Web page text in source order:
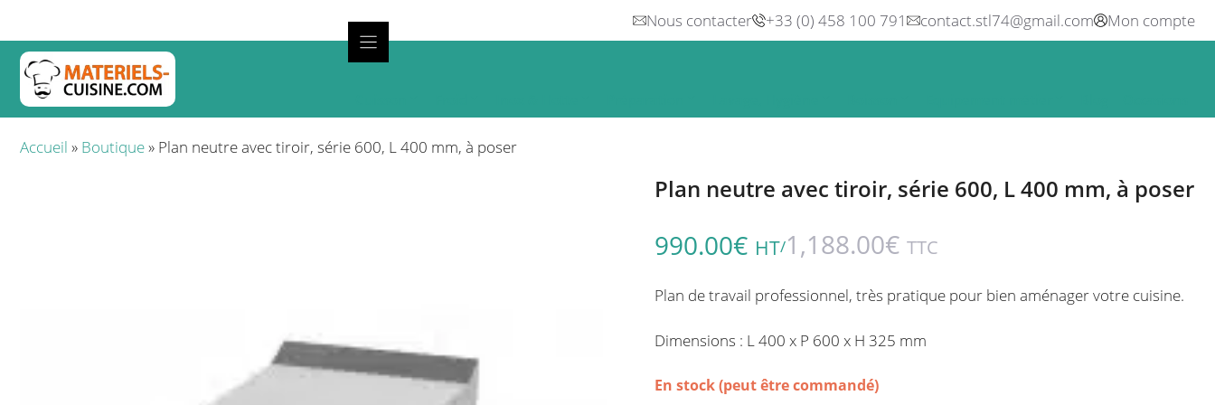
contenu
Nous contacter +33 (0) 458 100 791 contact.stl74@gmail.com Mon compte
Accueil » Boutique» Plan neutre avec tiroir, série 600, L 400 mm, à poser
Plan neutre avec tiroir, série 600, L 400 mm, à poser
990.00€ HT/1,188.00€ TTC
Plan de travail professionnel, très pratique pour bien aménager votre cuisine.
Dimensions : L 400 x P 600 x H 325 mm
En stock (peut être commandé)